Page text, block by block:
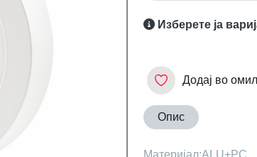
Изберете ја
Додај во
Опис
Материјал:ALU+PC